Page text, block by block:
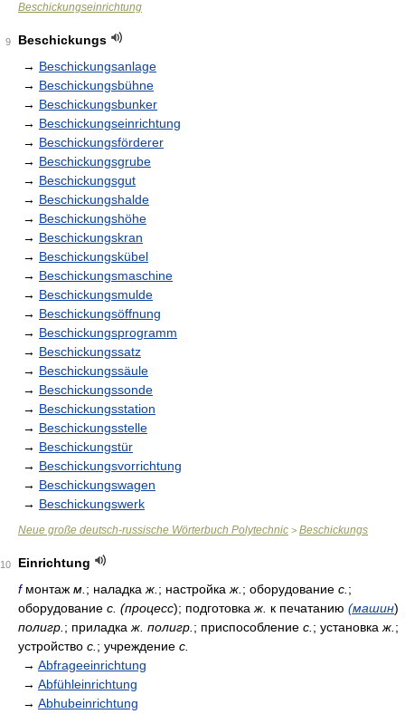
Beschickungseinrichtung
9
Beschickungs
→ Beschickungsanlage
→ Beschickungsbühne
→ Beschickungsbunker
→ Beschickungseinrichtung
→ Beschickungsförderer
→ Beschickungsgrube
→ Beschickungsgut
→ Beschickungshalde
→ Beschickungshöhe
→ Beschickungskran
→ Beschickungskübel
→ Beschickungsmaschine
→ Beschickungsmulde
→ Beschickungsöffnung
→ Beschickungsprogramm
→ Beschickungssatz
→ Beschickungssäule
→ Beschickungssonde
→ Beschickungsstation
→ Beschickungsstelle
→ Beschickungstür
→ Beschickungsvorrichtung
→ Beschickungswagen
→ Beschickungswerk
Neue große deutsch-russische Wörterbuch Polytechnic > Beschickungs
10
Einrichtung
fмонтаж м. ; наладка ж. ; настройка ж. ; оборудование с. ;
оборудование с. (процесс); подготовка ж. к печатанию (машин)
полигр. ; приладка ж. полигр. ; приспособление с. ; установка ж. ;
устройство с. ; учреждение с.
→ Abfrageeinrichtung
→ Abfühleinrichtung
→ Abhubeinrichtung